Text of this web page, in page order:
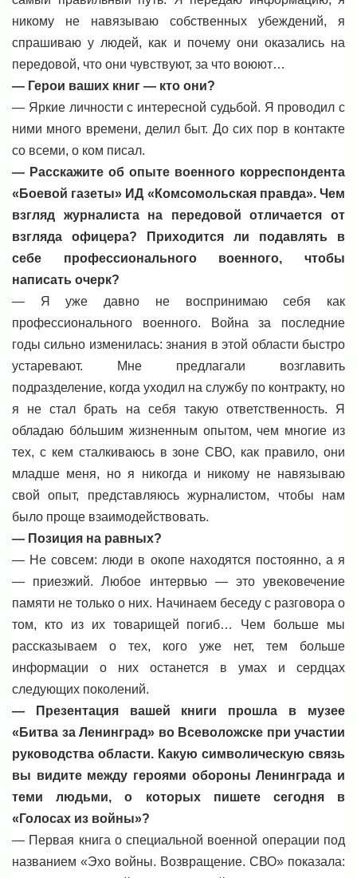
никому не навязываю собственных убеждений, я
спрашиваю у людей, как и почему они оказались на
передовой, что они чувствуют, за что воюют…
— Герои ваших книг — кто они?
— Яркие личности с интересной судьбой. Я проводил с
ними много времени, делил быт. До сих пор в контакте
со всеми, о ком писал.
— Расскажите об опыте военного корреспондента
«Боевой газеты» ИД «Комсомольская правда». Чем
взгляд журналиста на передовой отличается от
взгляда офицера? Приходится ли подавлять в
себе профессионального военного, чтобы
написать очерк?
— Я уже давно не воспринимаю себя как
профессионального военного. Война за последние
годы сильно изменилась: знания в этой области быстро
устаревают. Мне предлагали возглавить
подразделение, когда уходил на службу по контракту, но
я не стал брать на себя такую ответственность. Я
обладаю бо́льшим жизненным опытом, чем многие из
тех, с кем сталкиваюсь в зоне СВО, как правило, они
младше меня, но я никогда и никому не навязываю
свой опыт, представляюсь журналистом, чтобы нам
было проще взаимодействовать.
— Позиция на равных?
— Не совсем: люди в окопе находятся постоянно, а я
— приезжий. Любое интервью — это увековечение
памяти не только о них. Начинаем беседу с разговора о
том, кто из их товарищей погиб… Чем больше мы
рассказываем о тех, кого уже нет, тем больше
информации о них останется в умах и сердцах
следующих поколений.
— Презентация вашей книги прошла в музее
«Битва за Ленинград» во Всеволожске при участии
руководства области. Какую символическую связь
вы видите между героями обороны Ленинграда и
теми людьми, о которых пишете сегодня в
«Голосах из войны»?
— Первая книга о специальной военной операции под
названием «Эхо войны. Возвращение. СВО» показала: